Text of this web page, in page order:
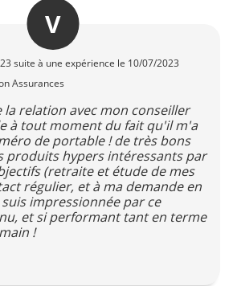
V
suite à une expérience le 10/07/2023
Assurances
la relation avec mon conseiller
à tout moment du fait qu'il m'a
de portable ! de très bons
produits hypers intéressants par
(retraite et étude de mes
régulier, et à ma demande en
suis impressionnée par ce
et si performant tant en terme
!